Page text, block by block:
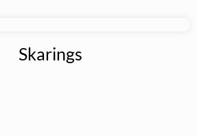
Skarings